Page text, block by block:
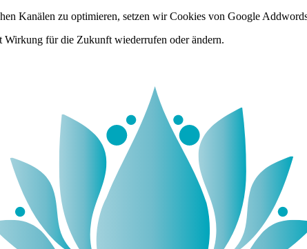
Kanälen zu optimieren, setzen wir Cookies von Google
für die Zukunft wiederrufen oder ändern.